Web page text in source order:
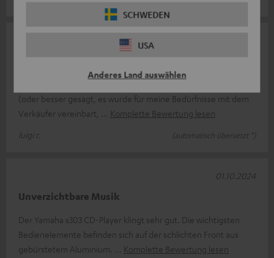
SCHWEDEN
USA
Anderes Land auswählen
(oder besser gesagt, es wurde für meine Bedürfnisse mit dem
Verkäufer vereinbart,
Komplette Bewertung lesen
luigi r.
(automatisch übersetzt *)
Unverzichtbare Musik
Der Yamaha s303 CD-Player klingt sehr gut. Die wichtigsten
Bedienelemente befinden sich auf der schlichten Front aus
gebürstetem Aluminium.
Komplette Bewertung lesen
01.10.2024